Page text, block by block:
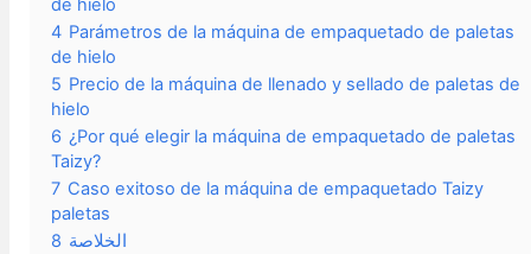
de hielo
4 Parámetros de la máquina de empaquetado de paletas
de hielo
5 Precio de la máquina de llenado y sellado de paletas de
hielo
6 ¿Por qué elegir la máquina de empaquetado de paletas
Taizy?
7 Caso exitoso de la máquina de empaquetado Taizy
paletas
8 الخلاصة